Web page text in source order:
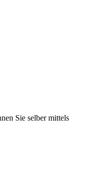
Sie selber mittels